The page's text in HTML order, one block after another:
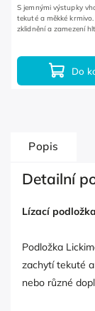
Do
S jemnými výstupky
tekuté a měkké krmivo.
zklidnění a zamezení
Popis
Detailní
Lízací
Podložka
zachytí tekuté
nebo různé